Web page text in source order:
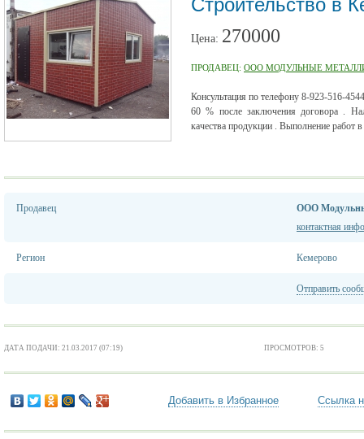
Строительство в
Цена: 270000
ПРОДАВЕЦ: ООО МОДУЛЬНЫЕ
Консультация по телефону 8-923-516-
60 % после заключения договора .
качества продукции . Выполнение работ
Продавец
ООО
контактная
Регион Кемерово
Отправить
ДАТА ПОДАЧИ: 21.03.2017 (07:19) ПРОСМОТРОВ: 5
Добавить в Избранное Ссылка